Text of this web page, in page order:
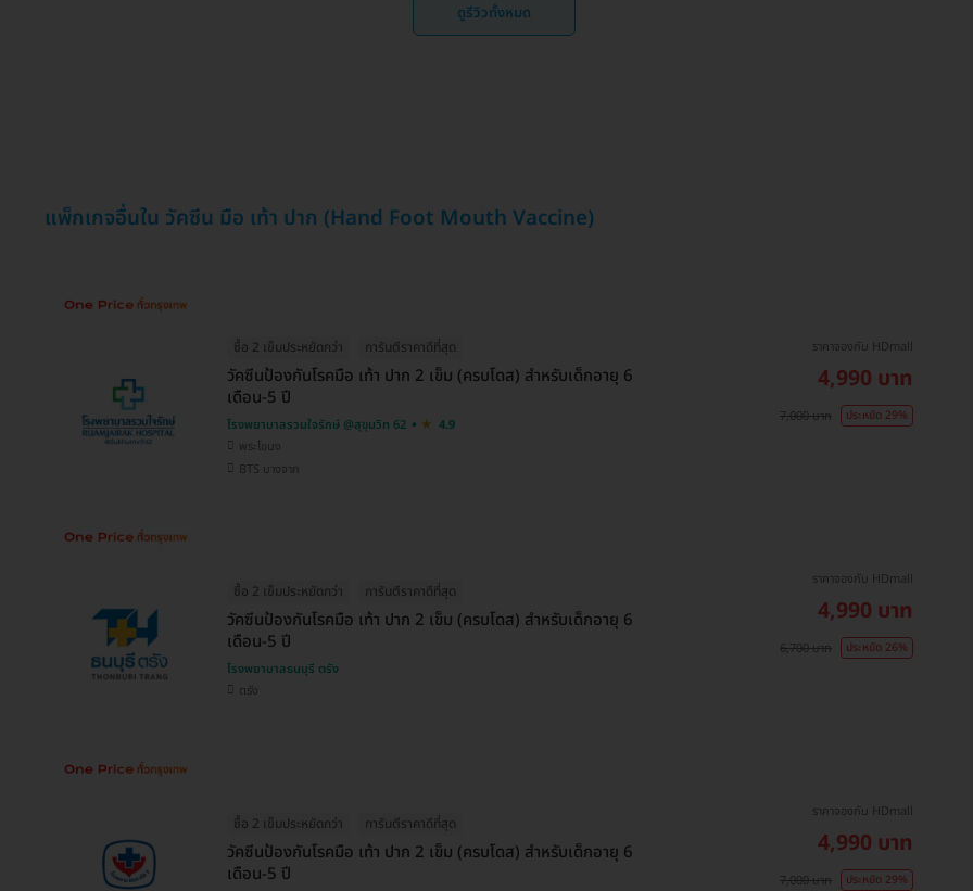
ดูรีวิวทั้งหมด
แพ็กเกจอื่นใน วัคซีน มือ เท้า ปาก (Hand Foot Mouth Vaccine)
ซื้อ 2 เข็มประหยัดกว่า การันตีราคาดีที่สุด
วัคซีนป้องกันโรคมือ เท้า ปาก 2 เข็ม (ครบโดส) สำหรับเด็กอายุ 6
เดือน-5 ปี
โรงพยาบาลรวมใจรักษ์ @สุขุมวิท 62
4.9
พระโขนง
BTS บางจาก
ราคาจองกับ HDmall
4,990 บาท
7,000 บาท ประหยัด 29%
ซื้อ 2 เข็มประหยัดกว่า การันตีราคาดีที่สุด
วัคซีนป้องกันโรคมือ เท้า ปาก 2 เข็ม (ครบโดส) สำหรับเด็กอายุ 6
เดือน-5 ปี
โรงพยาบาลธนบุรี ตรัง
ตรัง
ราคาจองกับ HDmall
4,990 บาท
6,700 บาท ประหยัด 26%
ซื้อ 2 เข็มประหยัดกว่า การันตีราคาดีที่สุด
วัคซีนป้องกันโรคมือ เท้า ปาก 2 เข็ม (ครบโดส) สำหรับเด็กอายุ 6
เดือน-5 ปี
ราคาจองกับ HDmall
4,990 บาท
7,000 บาท ประหยัด 29%